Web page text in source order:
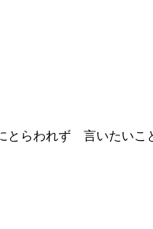
らわれず 言いたい